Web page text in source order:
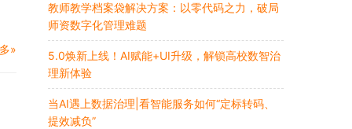
»
教师教学档案袋解决方案：以零代码之力，破局
师资数字化管理难题
5.0焕新上线！AI赋能+UI升级，解锁高校数智治
理新体验
当AI遇上数据治理|看智能服务如何“定标转码、
提效减负”